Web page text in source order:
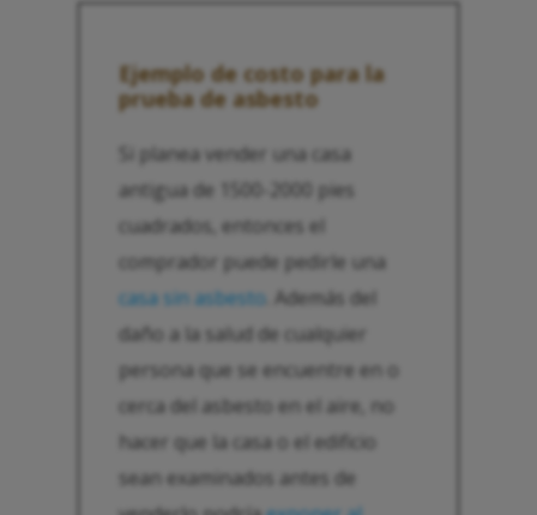
Ejemplo de costo para la
prueba de asbesto
Si planea vender una casa
antigua de 1500-2000 pies
cuadrados, entonces el
comprador puede pedirle una
casa sin asbesto . Además del
daño a la salud de cualquier
persona que se encuentre en o
cerca del asbesto en el aire, no
hacer que la casa o el edificio
sean examinados antes de